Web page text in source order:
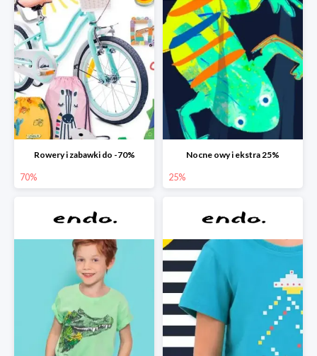
Rowery i zabawki do -70%
70%
Nocne owy i ekstra 25%
25%